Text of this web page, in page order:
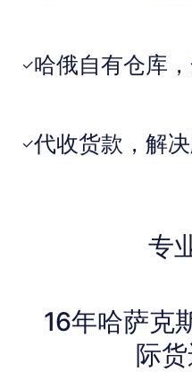
✓哈俄自有仓库
✓代收货款，解
专
16年哈萨克
际